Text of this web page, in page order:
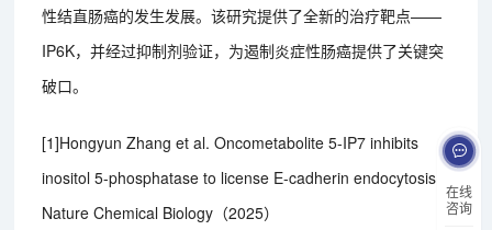
在线
咨询
性结直肠癌的发生发展。该研究提供了全新的治疗靶点——
IP6K，并经过抑制剂验证，为遏制炎症性肠癌提供了关键突
破口。
[1]Hongyun Zhang et al. Oncometabolite 5-IP7 inhibits
inositol 5-phosphatase to license E-cadherin endocytosis.
Nature Chemical Biology（2025）